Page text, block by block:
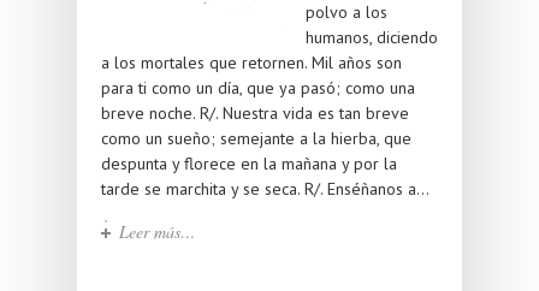
polvo a los
humanos, diciendo
a los mortales que retornen. Mil años son
para ti como un día, que ya pasó; como una
breve noche. R/. Nuestra vida es tan breve
como un sueño; semejante a la hierba, que
despunta y florece en la mañana y por la
tarde se marchita y se seca. R/. Enséñanos a...
Leer más…